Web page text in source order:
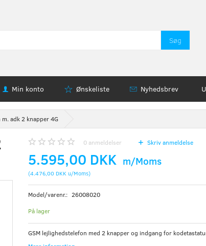
Søg
Min konto Ønskeliste Nyhedsbrev
adk 2 knapper 4G
0anmeldelser Skriv anmeldelse
5.595,00 DKK m/Moms
(4.476,00 DKKu/Moms)
Model/varenr.: 26008020
På lager
GSM lejlighedstelefon med 2 knapper og indgang for